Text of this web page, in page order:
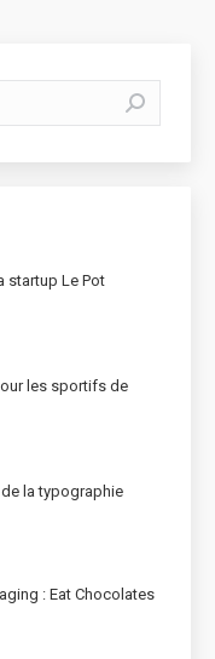
startup Le Pot
les sportifs de
de la typographie
: Eat Chocolates